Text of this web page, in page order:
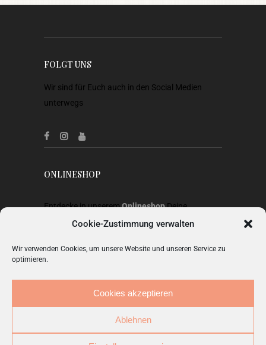
Cookie-Zustimmung verwalten
Wir verwenden Cookies, um unsere Website und unseren Service zu
optimieren.
Cookies akzeptieren
Ablehnen
FOLGT UNS
Wir sind für Euch auch in den Social Medien
unterwegs
ONLINESHOP
Entdecke in unseremOnlineshopDeine
Lieblingsstücke aus Heimtextilien, Gardinen,
Mode.